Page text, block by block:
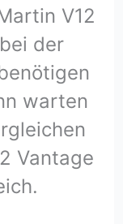
V12
der
warten
Vantage